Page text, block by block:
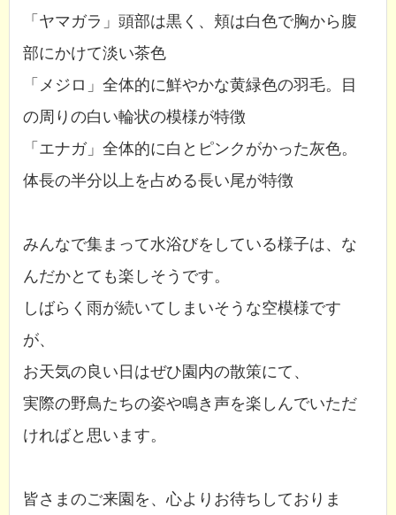
「ヤマガラ」頭部は黒く、頬は白色で胸から腹
部にかけて淡い茶色
「メジロ」全体的に鮮やかな黄緑色の羽毛。目
の周りの白い輪状の模様が特徴
「エナガ」全体的に白とピンクがかった灰色。
体長の半分以上を占める長い尾が特徴
みんなで集まって水浴びをしている様子は、な
んだかとても楽しそうです。
しばらく雨が続いてしまいそうな空模様です
が、
お天気の良い日はぜひ園内の散策にて、
実際の野鳥たちの姿や鳴き声を楽しんでいただ
ければと思います。
皆さまのご来園を、心よりお待ちしておりま